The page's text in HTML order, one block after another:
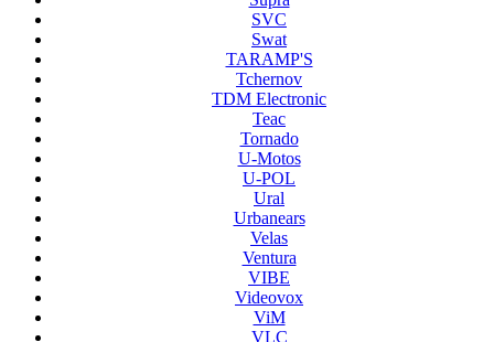
SVC
Swat
TARAMP'S
Tchernov
TDM Electronic
Teac
Tornado
U-Motos
U-POL
Ural
Urbanears
Velas
Ventura
VIBE
Videovox
ViM
VLC